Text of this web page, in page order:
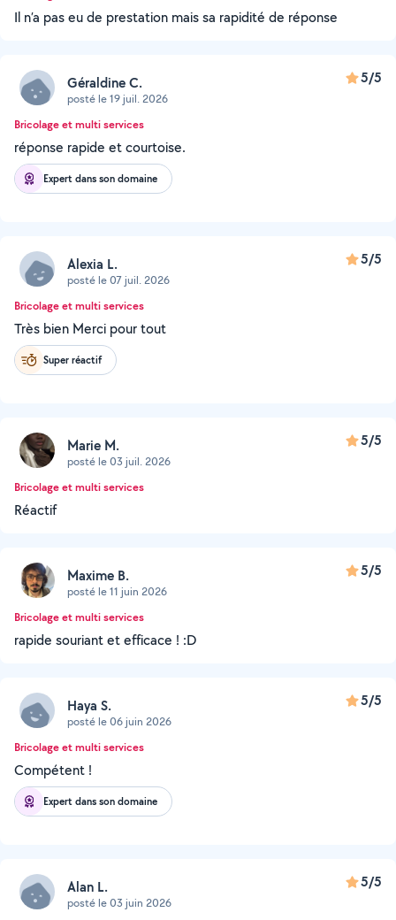
Il n’a pas eu de prestation mais sa rapidité de réponse
Géraldine C.
posté le 19 juil. 2026
5/5
Bricolage et multi services
réponse rapide et courtoise.
Expert dans son domaine
Alexia L.
posté le 07 juil. 2026
5/5
Bricolage et multi services
Très bien Merci pour tout
Super réactif
Marie M.
posté le 03 juil. 2026
5/5
Bricolage et multi services
Réactif
Maxime B.
posté le 11 juin 2026
5/5
Bricolage et multi services
rapide souriant et efficace ! :D
Haya S.
posté le 06 juin 2026
5/5
Bricolage et multi services
Compétent !
Expert dans son domaine
Alan L.
posté le 03 juin 2026
5/5